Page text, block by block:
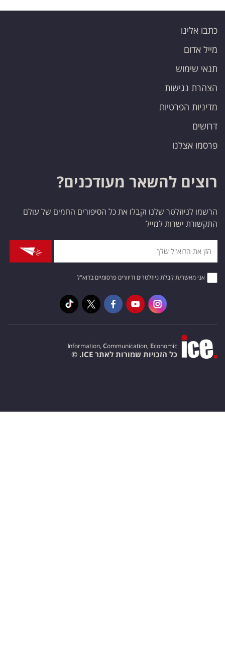
כתבו אלינו
מייל אדום
תנאי שימוש
הצהרת נגישות
מדיניות הפרטיות
דרושים
פרסמו אצלנו
רוצים להשאר מעודכנים?
הרשמו לניוזלטר שלנו וקבלו את כל הסיפורים החמים של עולם
התקשורת ישרות למייל
אני מאשר/ת קבלת ניוזלטרים ודיוורים פרסומיים בדוא"ל
Information, Communication, Economic
כל הזכויות שמורות לאתר ICE. ©